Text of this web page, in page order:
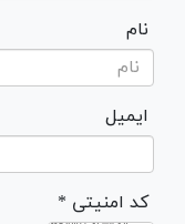
نام
ایمیل
* کد امنیتی